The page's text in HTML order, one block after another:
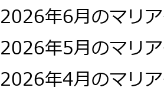
2026年6月のマリ
2026年5月のマリ
2026年4月のマリ